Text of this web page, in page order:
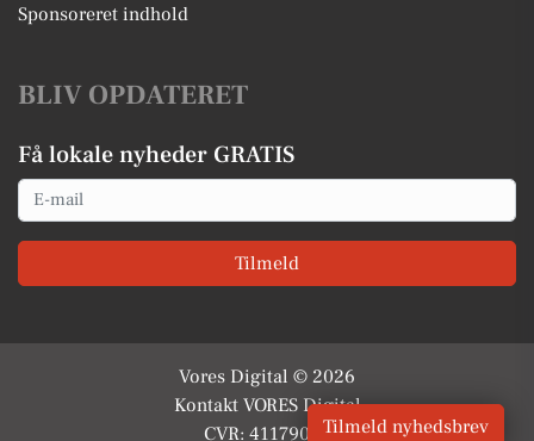
Sponsoreret indhold
BLIV OPDATERET
Få lokale nyheder GRATIS
Email
Tilmeld
Vores Digital © 2026
Kontakt VORES Digital
CVR: 41179082Tilmeld nyhedsbrev